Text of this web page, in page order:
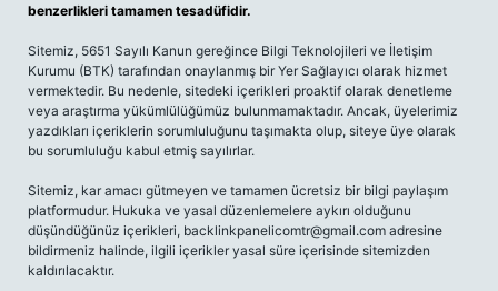
benzerlikleri tamamen tesadüfidir.
Sitemiz, 5651 Sayılı Kanun gereğince Bilgi Teknolojileri ve İletişim
Kurumu (BTK) tarafından onaylanmış bir Yer Sağlayıcı olarak hizmet
vermektedir. Bu nedenle, sitedeki içerikleri proaktif olarak denetleme
veya araştırma yükümlülüğümüz bulunmamaktadır. Ancak, üyelerimiz
yazdıkları içeriklerin sorumluluğunu taşımakta olup, siteye üye olarak
bu sorumluluğu kabul etmiş sayılırlar.
Sitemiz, kar amacı gütmeyen ve tamamen ücretsiz bir bilgi paylaşım
platformudur. Hukuka ve yasal düzenlemelere aykırı olduğunu
düşündüğünüz içerikleri, backlinkpanelicomtr@gmail.com adresine
bildirmeniz halinde, ilgili içerikler yasal süre içerisinde sitemizden
kaldırılacaktır.